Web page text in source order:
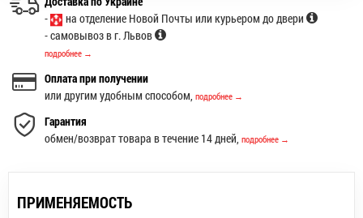
-
на отделение Новой Почты или курьером до двери
- самовывоз в г. Львов
подробнее →
Оплата при получении
или другим удобным способом, подробнее →
Гарантия
обмен/возврат товара в течение 14 дней, подробнее →
ПРИМЕНЯЕМОСТЬ